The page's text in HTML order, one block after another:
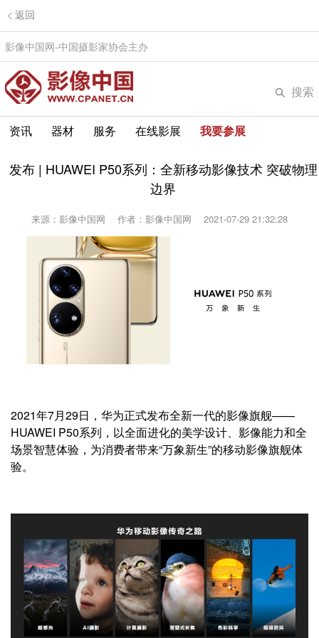
返回
影像中国网-中国摄影家协会主办
搜索
资讯 器材 服务 在线影展 我要参展
发布 | HUAWEI P50系列：全新移动影像技术 突破物理
边界
来源：影像中国网 作者：影像中国网 2021-07-29 21:32:28
2021年7月29日，华为正式发布全新一代的影像旗舰——
HUAWEI P50系列，以全面进化的美学设计、影像能力和全
场景智慧体验，为消费者带来“万象新生”的移动影像旗舰体
验。